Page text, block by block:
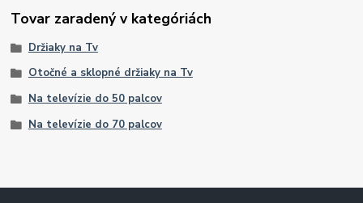
Tovar zaradený v kategóriách
Držiaky na Tv
Otočné a sklopné držiaky na Tv
Na televízie do 50 palcov
Na televízie do 70 palcov